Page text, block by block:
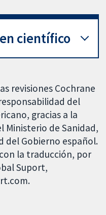
científico
revisiones Cochrane
del
gracias a la
Ministerio de Sanidad,
del Gobierno español.
la traducción, por
Suport,